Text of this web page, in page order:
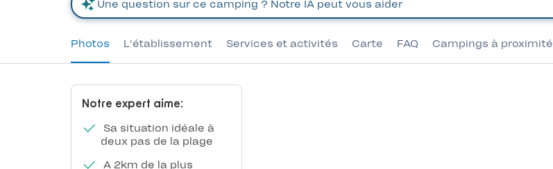
Photos L'établissement Services et activités Carte FAQ Campings à proximité
Notre expert aime:
Sa situation idéale à
deux pas de la plage
A 2km de la plus